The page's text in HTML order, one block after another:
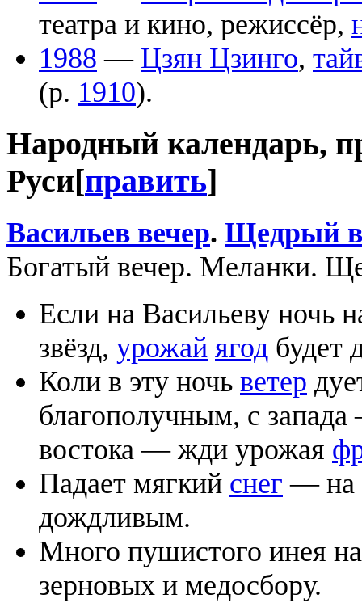
театра и кино, режиссёр,
1988 — Цзян Цзинго,
(р. 1910).
Народный календарь,
Руси[править]
Васильев вечер. Щедрый
Богатый вечер. Меланки.
Если на Васильеву ночь
звёзд, урожай ягод будет
Коли в эту ночь ветер
благополучным, с
востока — жди урожая
Падает мягкий снег — на
дождливым.
Много пушистого инея
зерновых и медосбору.